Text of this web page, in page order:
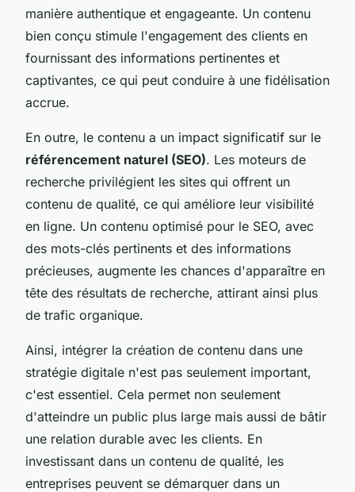
manière authentique et engageante. Un contenu
bien conçu stimule l'engagement des clients en
fournissant des informations pertinentes et
captivantes, ce qui peut conduire à une fidélisation
accrue.
En outre, le contenu a un impact significatif sur le
référencement naturel (SEO). Les moteurs de
recherche privilégient les sites qui offrent un
contenu de qualité, ce qui améliore leur visibilité
en ligne. Un contenu optimisé pour le SEO, avec
des mots-clés pertinents et des informations
précieuses, augmente les chances d'apparaître en
tête des résultats de recherche, attirant ainsi plus
de trafic organique.
Ainsi, intégrer la création de contenu dans une
stratégie digitale n'est pas seulement important,
c'est essentiel. Cela permet non seulement
d'atteindre un public plus large mais aussi de bâtir
une relation durable avec les clients. En
investissant dans un contenu de qualité, les
entreprises peuvent se démarquer dans un